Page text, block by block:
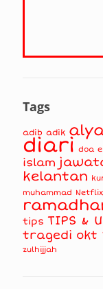
Tags
adib adik
diari doa
islam
kelantan
muhammad Netflix
tips TIPS &
tragedi okt
zulhijjah